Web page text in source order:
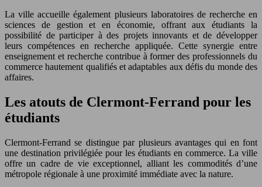
La ville accueille également plusieurs laboratoires de recherche en
sciences de gestion et en économie, offrant aux étudiants la
possibilité de participer à des projets innovants et de développer
leurs compétences en recherche appliquée. Cette synergie entre
enseignement et recherche contribue à former des professionnels du
commerce hautement qualifiés et adaptables aux défis du monde des
affaires.
Les atouts de Clermont-Ferrand pour les
étudiants
Clermont-Ferrand se distingue par plusieurs avantages qui en font
une destination privilégiée pour les étudiants en commerce. La ville
offre un cadre de vie exceptionnel, alliant les commodités d’une
métropole régionale à une proximité immédiate avec la nature.